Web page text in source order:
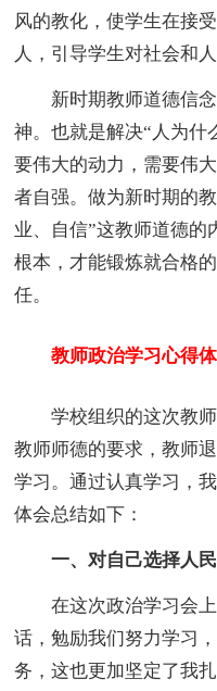
风的教化，使学生在接
人，引导学生对社会和
新时期教师道德信念
神。也就是解决“人为什
要伟大的动力，需要伟
者自强。做为新时期的
业、自信”这教师道德的
根本，才能锻炼就合格
任。
教师政治学习心得体
学校组织的这次教师
教师师德的要求，教师
学习。通过认真学习，
体会总结如下：
一、对自己选择人民
在这次政治学习会上
话，勉励我们努力学习
务，这也更加坚定了我